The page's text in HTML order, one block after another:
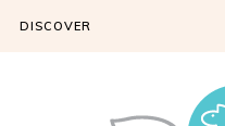
DISCOVER